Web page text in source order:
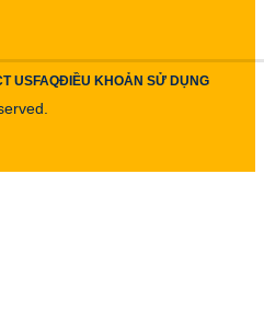
USFAQĐIỀU KHOẢN SỬ DỤNG